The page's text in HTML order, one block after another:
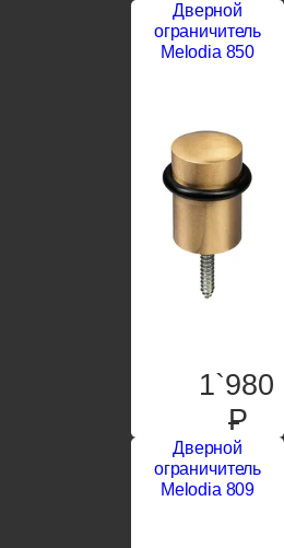
Дверной
ограничитель
Melodia 850
1`980
P
Дверной
ограничитель
Melodia 809